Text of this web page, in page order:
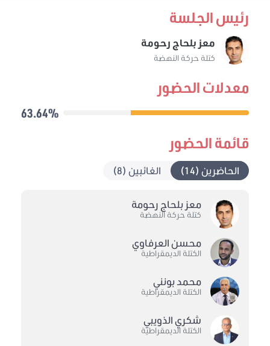
رئيس الجلسة
معز بلحاج رحومة
كتلة حركة النهضة
معدلات الحضور
63.64%
قائمة الحضور
الحاضرين (14) الغائبين (8)
معز بلحاج رحومة
كتلة حركة النهضة
محسن العرفاوي
الكتلة الديمقراطية
محمد بونني
الكتلة الديمقراطية
شكري الذويبي
الكتلة الديمقراطية